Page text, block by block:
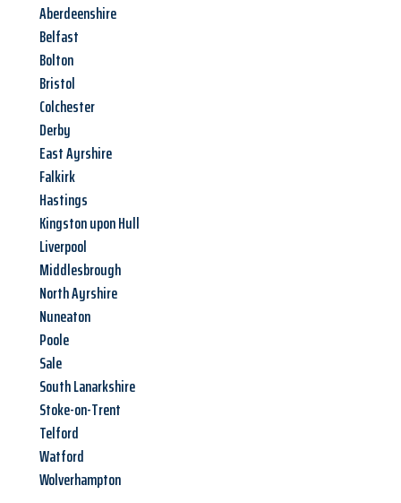
Aberdeenshire
Belfast
Bolton
Bristol
Colchester
Derby
East Ayrshire
Falkirk
Hastings
Kingston upon Hull
Liverpool
Middlesbrough
North Ayrshire
Nuneaton
Poole
Sale
South Lanarkshire
Stoke-on-Trent
Telford
Watford
Wolverhampton